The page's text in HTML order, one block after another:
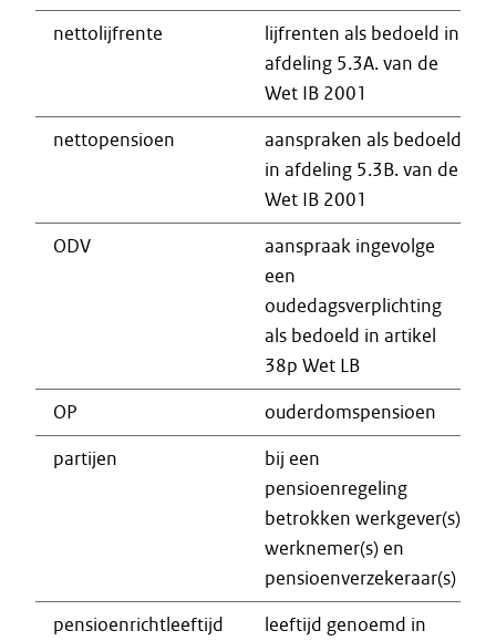
nettolijfrente
lijfrenten als bedoeld in
afdeling 5.3A. van de
Wet IB 2001
nettopensioen
aanspraken als bedoeld
in afdeling 5.3B. van de
Wet IB 2001
ODV
aanspraak ingevolge
een
oudedagsverplichting
als bedoeld in artikel
38p Wet LB
OP
ouderdomspensioen
partijen
bij een
pensioenregeling
betrokken werkgever(s),
werknemer(s) en
pensioenverzekeraar(s)
pensioenrichtleeftijd
leeftijd genoemd in